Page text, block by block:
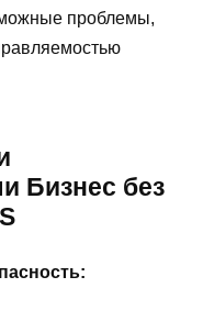
проблемы,
Бизнес без